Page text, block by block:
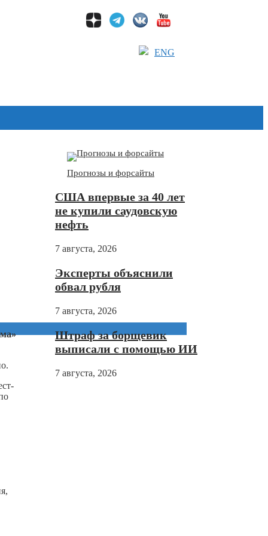
ENG
Прогнозы и форсайты
США впервые за 40 лет
не купили саудовскую
нефть
7 августа, 2026
Эксперты объяснили
обвал рубля
7 августа, 2026
Штраф за борщевик
выписали с помощью ИИ
7 августа, 2026